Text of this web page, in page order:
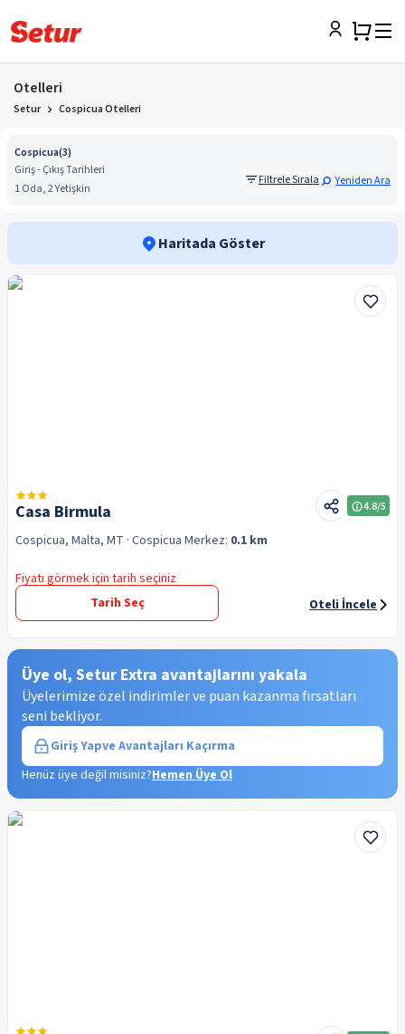
Otelleri
Setur Cospicua Otelleri
Cospicua(3)
Giriş - Çıkış Tarihleri
1 Oda, 2 Yetişkin
Filtrele Sırala Yeniden Ara
Haritada Göster
Casa Birmula 4.8/5
Cospicua, Malta, MT · Cospicua Merkez: 0.1 km
Fiyatı görmek için tarih seçiniz
Tarih Seç
Oteli İncele
Üye ol, Setur Extra avantajlarını yakala
Üyelerimize özel indirimler ve puan kazanma fırsatları
seni bekliyor.
Giriş Yapve Avantajları Kaçırma
Henüz üye değil misiniz?Hemen Üye Ol